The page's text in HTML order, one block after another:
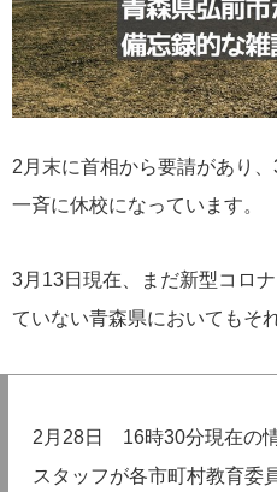
2月末に首相から要請があり
一斉に休校になっています。
3月13日現在、まだ新型コロ
ていない青森県においてもそ
2月28日 16時30分現在の
スタッフが各市町村教育委